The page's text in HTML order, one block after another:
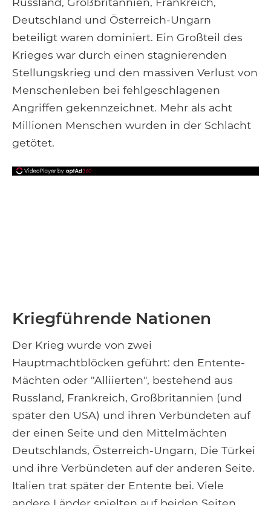
Deutschland und Österreich-Ungarn
beteiligt waren dominiert. Ein Großteil des
Krieges war durch einen stagnierenden
Stellungskrieg und den massiven Verlust von
Menschenleben bei fehlgeschlagenen
Angriffen gekennzeichnet. Mehr als acht
Millionen Menschen wurden in der Schlacht
getötet.
Kriegführende Nationen
Der Krieg wurde von zwei
Hauptmachtblöcken geführt: den Entente-
Mächten oder "Alliierten", bestehend aus
Russland, Frankreich, Großbritannien (und
später den USA) und ihren Verbündeten auf
der einen Seite und den Mittelmächten
Deutschlands, Österreich-Ungarn, Die Türkei
und ihre Verbündeten auf der anderen Seite.
Italien trat später der Entente bei. Viele